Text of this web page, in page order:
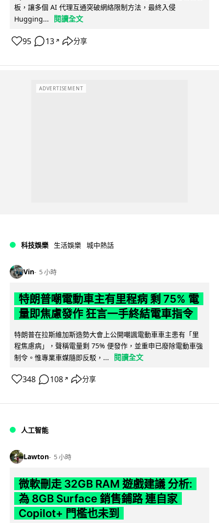
板，讓多個 AI 代理互通突破網絡限制方法，最終入侵
Hugging...
閱讀全文
95 13 ↗ 分享
ADVERTISEMENT
科技娛樂 生活娛樂 城中熱話
Vin 5 小時
特朗普嘲電動車主有里程病 剩 75% 電
量即焦慮發作 狂言一手終結電車指令
特朗普在拉斯維加斯造勢大會上公開嘲諷電動車車主患有「里
程焦慮病」，聲稱電量剩 75% 便發作，並重申已廢除電動車強
制令。惟專業車媒隨即反駁，...
閱讀全文
348 108 ↗ 分享
人工智能
Lawton 5 小時
微軟刪走 32GB RAM 遊戲建議 分析:
為 8GB Surface 銷售鋪路 連自家
Copilot+ 門檻也未到